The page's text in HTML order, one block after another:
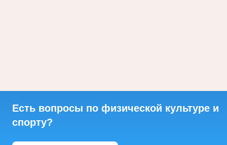
Есть вопросы по физической культуре и
спорту?